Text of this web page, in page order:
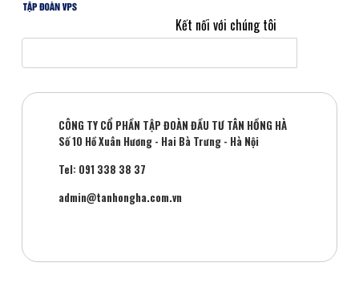
Kết nối với chúng tôi
CÔNG TY CỔ PHẦN TẬP ĐOÀN ĐẦU TƯ TÂN HỒNG HÀ
Số 10 Hồ Xuân Hương - Hai Bà Trưng - Hà Nội
Tel: 091 338 38 37
admin@tanhongha.com.vn